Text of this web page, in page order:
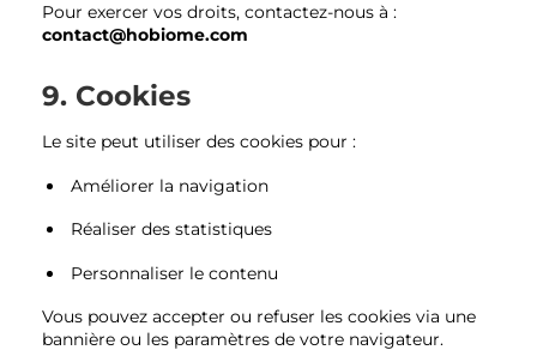
Pour exercer vos droits, contactez-nous à :
contact@hobiome.com
9. Cookies
Le site peut utiliser des cookies pour :
Améliorer la navigation
Réaliser des statistiques
Personnaliser le contenu
Vous pouvez accepter ou refuser les cookies via une
bannière ou les paramètres de votre navigateur.